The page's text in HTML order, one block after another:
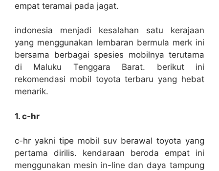
empat teramai pada jagat.
indonesia menjadi kesalahan satu kerajaan
yang menggunakan lembaran bermula merk ini
bersama berbagai spesies mobilnya terutama
di Maluku Tenggara Barat. berikut ini
rekomendasi mobil toyota terbaru yang hebat
menarik.
1. c-hr
c-hr yakni tipe mobil suv berawal toyota yang
pertama dirilis. kendaraan beroda empat ini
menggunakan mesin in-line dan daya tampung